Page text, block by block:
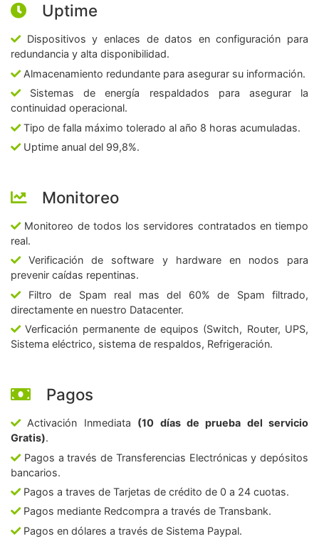
Uptime
Dispositivos y enlaces de datos en configuración para
redundancia y alta disponibilidad.
Almacenamiento redundante para asegurar su información.
Sistemas de energía respaldados para asegurar la
continuidad operacional.
Tipo de falla máximo tolerado al año 8 horas acumuladas.
Uptime anual del 99,8%.
Monitoreo
Monitoreo de todos los servidores contratados en tiempo
real.
Verificación de software y hardware en nodos para
prevenir caídas repentinas.
Filtro de Spam real mas del 60% de Spam filtrado,
directamente en nuestro Datacenter.
Verficación permanente de equipos (Switch, Router, UPS,
Sistema eléctrico, sistema de respaldos, Refrigeración.
Pagos
Activación Inmediata (10 días de prueba del servicio
Gratis).
Pagos a través de Transferencias Electrónicas y depósitos
bancarios.
Pagos a traves de Tarjetas de crédito de 0 a 24 cuotas.
Pagos mediante Redcompra a través de Transbank.
Pagos en dólares a través de Sistema Paypal.